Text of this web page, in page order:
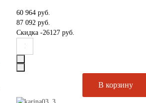
60 964 руб.
87 092 руб.
Скидка -26127 руб.